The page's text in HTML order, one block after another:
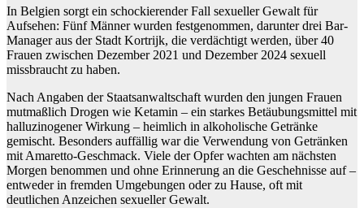
In Belgien sorgt ein schockierender Fall sexueller Gewalt für
Aufsehen: Fünf Männer wurden festgenommen, darunter drei Bar-
Manager aus der Stadt Kortrijk, die verdächtigt werden, über 40
Frauen zwischen Dezember 2021 und Dezember 2024 sexuell
missbraucht zu haben.
Nach Angaben der Staatsanwaltschaft wurden den jungen Frauen
mutmaßlich Drogen wie Ketamin – ein starkes Betäubungsmittel mit
halluzinogener Wirkung – heimlich in alkoholische Getränke
gemischt. Besonders auffällig war die Verwendung von Getränken
mit Amaretto-Geschmack. Viele der Opfer wachten am nächsten
Morgen benommen und ohne Erinnerung an die Geschehnisse auf –
entweder in fremden Umgebungen oder zu Hause, oft mit
deutlichen Anzeichen sexueller Gewalt.